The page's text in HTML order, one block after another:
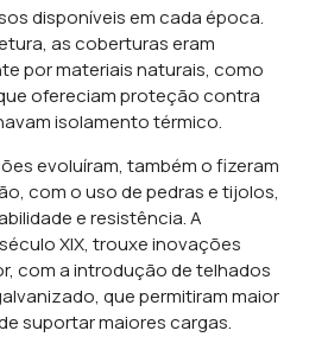
disponíveis em cada época.
as coberturas eram
por materiais naturais, como
ofereciam proteção contra
isolamento térmico.
evoluíram, também o fizeram
com o uso de pedras e tijolos,
e resistência. A
XIX, trouxe inovações
com a introdução de telhados
que permitiram maior
suportar maiores cargas.